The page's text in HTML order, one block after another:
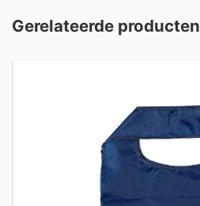
Gerelateerde producten